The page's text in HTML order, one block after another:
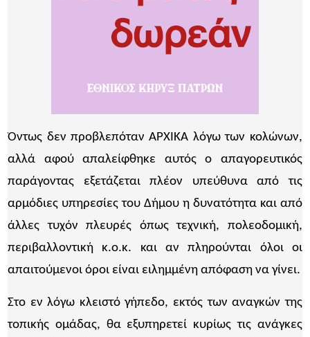
Όντως δεν προβλεπόταν ΑΡΧΙΚΑ λόγω των κολώνων,
αλλά αφού απαλείφθηκε αυτός ο απαγορευτικός
παράγοντας εξετάζεται πλέον υπεύθυνα από τις
αρμόδιες υπηρεσίες του Δήμου η δυνατότητα και από
άλλες τυχόν πλευρές όπως τεχνική, πολεοδομική,
περιβαλλοντική κ.ο.κ. και αν πληρούνται όλοι οι
απαιτούμενοι όροι είναι ειλημμένη απόφαση να γίνει.
Στο εν λόγω κλειστό γήπεδο, εκτός των αναγκών της
τοπικής ομάδας, θα εξυπηρετεί κυρίως τις ανάγκες